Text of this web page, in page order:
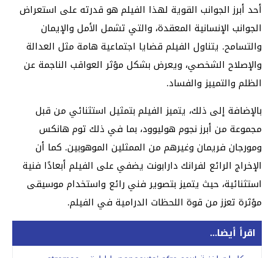
أحد أبرز الجوانب القوية لهذا الفيلم هو قدرته على استعراض
الجوانب الإنسانية المعقدة، والتي تشمل الأمل والإيمان
والتسامح. يتناول الفيلم قضايا اجتماعية هامة مثل العدالة
والإصلاح الشخصي، ويعرض بشكل مؤثر العواقب الناجمة عن
الظلم والتمييز والفساد.
بالإضافة إلى ذلك، يتميز الفيلم بتمثيل استثنائي من قبل
مجموعة من أبرز نجوم هوليوود، بما في ذلك توم هانكس
ومورجان فريمان وغيرهم من الممثلين الموهوبين. كما أن
الإخراج الرائع لفرانك دارابونت يضفي على الفيلم أبعادًا فنية
استثنائية، حيث يتميز بتصوير فني رائع واستخدام موسيقى
مؤثرة تعزز من قوة اللحظات الدرامية في الفيلم.
اقرأ أيضا...